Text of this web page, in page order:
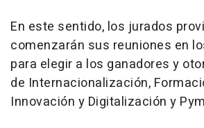
En este sentido, los jurados
comenzarán sus reuniones en
para elegir a los ganadores y
de Internacionalización,
Innovación y Digitalización y